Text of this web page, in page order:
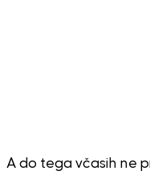
A do tega včasih ne